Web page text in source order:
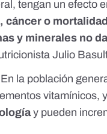
tengan un efecto
cáncer o mortalidad
y minerales no
Julio
la población
vitamínicos,
y pueden